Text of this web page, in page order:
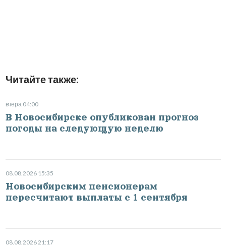
Читайте также:
вчера 04:00
В Новосибирске опубликован прогноз
погоды на следующую неделю
08.08.2026 15:35
Новосибирским пенсионерам
пересчитают выплаты с 1 сентября
08.08.2026 21:17